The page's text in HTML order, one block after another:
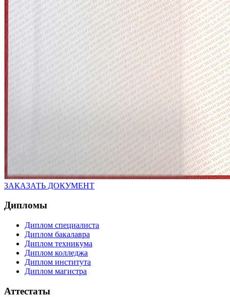
ЗАКАЗАТЬ ДОКУМЕНТ
Дипломы
Диплом специалиста
Диплом бакалавра
Диплом техникума
Диплом колледжа
Диплом института
Диплом магистра
Аттестаты